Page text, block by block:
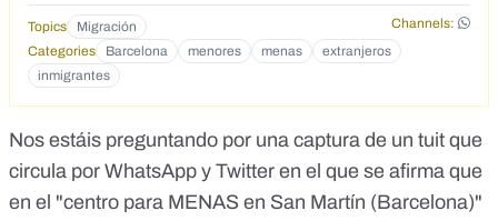
Topics Migración
Channels:
Categories
Barcelona menores menas
extranjeros
inmigrantes
Nos estáis preguntando por una captura de un tuit que
circula por WhatsApp y Twitter en el que se afirma que
en el "centro para MENAS en San Martín (Barcelona)"